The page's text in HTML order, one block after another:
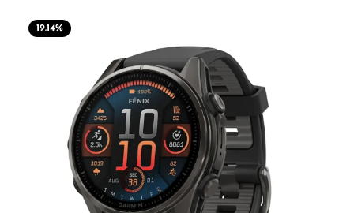
19.14%